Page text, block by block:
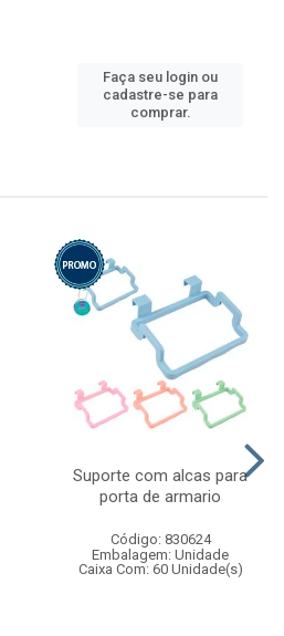
Faça seu login ou
cadastre-se para
comprar.
Suporte com alcas para
porta de armario
Código: 830624
Embalagem: Unidade
Caixa Com: 60 Unidade(s)